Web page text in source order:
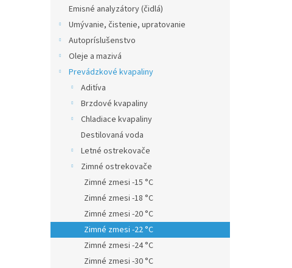
Emisné analyzátory (čidlá)
Umývanie, čistenie, upratovanie
Autopríslušenstvo
Oleje a mazivá
Prevádzkové kvapaliny
Aditíva
Brzdové kvapaliny
Chladiace kvapaliny
Destilovaná voda
Letné ostrekovače
Zimné ostrekovače
Zimné zmesi -15 °C
Zimné zmesi -18 °C
Zimné zmesi -20 °C
Zimné zmesi -22 °C
Zimné zmesi -24 °C
Zimné zmesi -30 °C